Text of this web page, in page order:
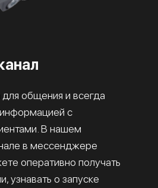
общения и всегда
с
В нашем
в мессенджере
оперативно получать
узнавать о запуске